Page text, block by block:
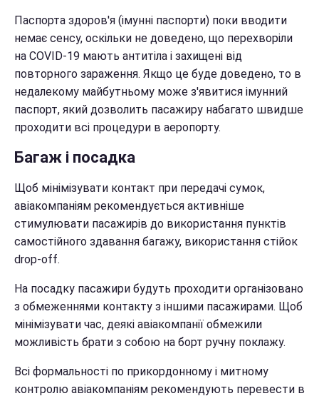
Паспорта здоров'я (імунні паспорти) поки вводити
немає сенсу, оскільки не доведено, що перехворіли
на COVID-19 мають антитіла і захищені від
повторного зараження. Якщо це буде доведено, то в
недалекому майбутньому може з'явитися імунний
паспорт, який дозволить пасажиру набагато швидше
проходити всі процедури в аеропорту.
Багаж і посадка
Щоб мінімізувати контакт при передачі сумок,
авіакомпаніям рекомендується активніше
стимулювати пасажирів до використання пунктів
самостійного здавання багажу, використання стійок
drop-off.
На посадку пасажири будуть проходити організовано
з обмеженнями контакту з іншими пасажирами. Щоб
мінімізувати час, деякі авіакомпанії обмежили
можливість брати з собою на борт ручну поклажу.
Всі формальності по прикордонному і митному
контролю авіакомпаніям рекомендують перевести в